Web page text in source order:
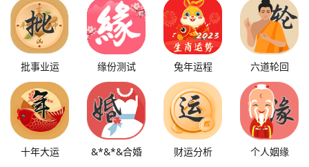
批事业运 缘份测试 兔年运程 六道轮回
十年大运 &*&*&合婚 财运分析 个人姻缘